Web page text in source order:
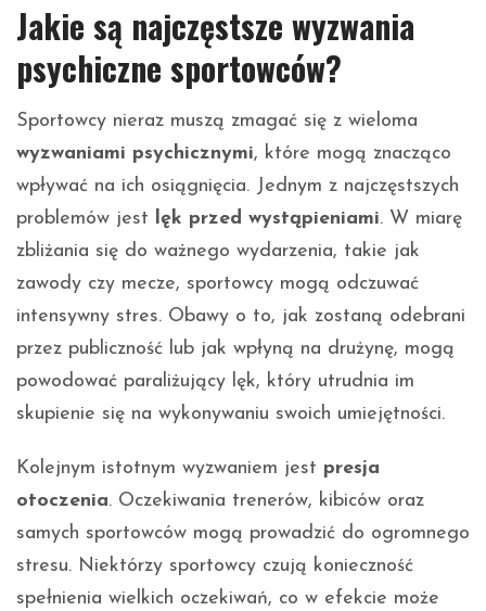
Jakie są najczęstsze wyzwania
psychiczne sportowców?
Sportowcy nieraz muszą zmagać się z wieloma
wyzwaniami psychicznymi, które mogą znacząco
wpływać na ich osiągnięcia. Jednym z najczęstszych
problemów jest lęk przed wystąpieniami. W miarę
zbliżania się do ważnego wydarzenia, takie jak
zawody czy mecze, sportowcy mogą odczuwać
intensywny stres. Obawy o to, jak zostaną odebrani
przez publiczność lub jak wpłyną na drużynę, mogą
powodować paraliżujący lęk, który utrudnia im
skupienie się na wykonywaniu swoich umiejętności.
Kolejnym istotnym wyzwaniem jest presja
otoczenia. Oczekiwania trenerów, kibiców oraz
samych sportowców mogą prowadzić do ogromnego
stresu. Niektórzy sportowcy czują konieczność
spełnienia wielkich oczekiwań, co w efekcie może